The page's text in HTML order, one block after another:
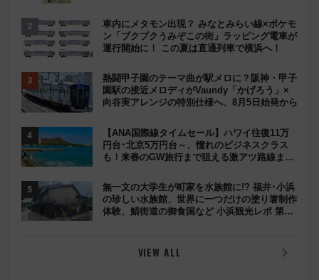
車内にメタモン出現？ みなとみらい線×ポケモ
ン「ブクブクうみぞこの街」ラッピング電車が
運行開始に！ この夏は直通列車で横浜へ！
熱闘甲子園のテーマ曲が駅メロに？阪神・甲子
園駅の接近メロディがVaundy「かげろう」×
向谷実アレンジの特別仕様へ、8月5日始発から
【ANA国際線タイムセール】ハワイ往復11万
円台･北京5万円台～、憧れのビジネスクラス
も！来春のGW旅行まで狙える激アツ路線まと
無一文の大学生が町家を水族館に!? 福井･小浜
の珍しい水族館、世界に一つだけの塗り箸制作
体験、鯖街道の御食国など 小浜観光レポ 第2
VIEW ALL